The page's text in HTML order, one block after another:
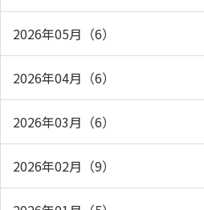
2026年05月（6）
2026年04月（6）
2026年03月（6）
2026年02月（9）